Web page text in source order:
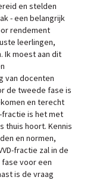
en stelden
- een belangrijk
rendement
leerlingen,
Ik moest aan dit
van docenten
de tweede fase is
en terecht
fractie is het met
thuis hoort. Kennis
en normen,
fractie zal in de
voor een
is de vraag